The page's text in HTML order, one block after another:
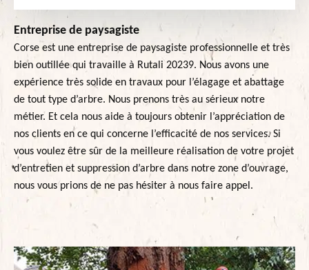
Entreprise de paysagiste
Corse est une entreprise de paysagiste professionnelle et très
bien outillée qui travaille à Rutali 20239. Nous avons une
expérience très solide en travaux pour l’élagage et abattage
de tout type d’arbre. Nous prenons très au sérieux notre
métier. Et cela nous aide à toujours obtenir l’appréciation de
nos clients en ce qui concerne l’efficacité de nos services. Si
vous voulez être sûr de la meilleure réalisation de votre projet
d’entretien et suppression d’arbre dans notre zone d’ouvrage,
nous vous prions de ne pas hésiter à nous faire appel.